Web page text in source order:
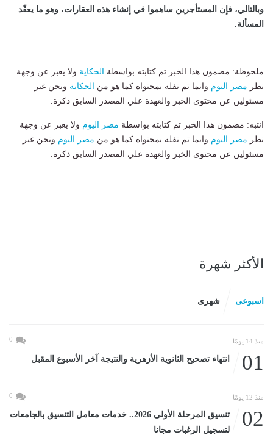
وبالتالي، فإن المستأجرين ساهموا في إنشاء هذه العقارات، وهو ما يعقّد
المسألة.
ملحوظة: مضمون هذا الخبر تم كتابته بواسطة الحكاية ولا يعبر عن وجهة
نظر مصر اليوم وانما تم نقله بمحتواه كما هو من الحكاية ونحن غير
مسئولين عن محتوى الخبر والعهدة علي المصدر السابق ذكرة.
انتبه: مضمون هذا الخبر تم كتابته بواسطة مصر اليوم ولا يعبر عن وجهة
نظر مصر اليوم وانما تم نقله بمحتواه كما هو من مصر اليوم ونحن غير
مسئولين عن محتوى الخبر والعهدة علي المصدر السابق ذكرة.
الأكثر شهرة
اسبوعى شهرى
منذ 14 يومًا 0
01 انتهاء تصحيح الثانوية الأزهرية والنتيجة آخر الأسبوع المقبل
منذ 12 يومًا 0
02
تنسيق المرحلة الأولى 2026.. خدمات معامل التنسيق بالجامعات
لتسجيل الرغبات مجانا